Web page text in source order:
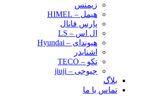
زیمنس
هیمل – HIMEL
پارس فانال
ال اس – LS
هیوندای – Hyundai
اشنایدر
تکو – TECO
جیوجی – jiuji
بلاگ
تماس با ما